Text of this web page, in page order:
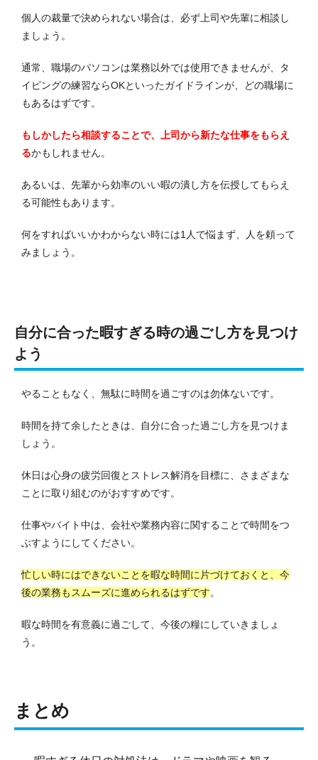
個人の裁量で決められない場合は、必ず上司や先輩に相談し
ましょう。
通常、職場のパソコンは業務以外では使用できませんが、タ
イピングの練習ならOKといったガイドラインが、どの職場に
もあるはずです。
もしかしたら相談することで、上司から新たな仕事をもらえ
るかもしれません。
あるいは、先輩から効率のいい暇の潰し方を伝授してもらえ
る可能性もあります。
何をすればいいかわからない時には1人で悩まず、人を頼って
みましょう。
自分に合った暇すぎる時の過ごし方を見つけ
よう
やることもなく、無駄に時間を過ごすのは勿体ないです。
時間を持て余したときは、自分に合った過ごし方を見つけま
しょう。
休日は心身の疲労回復とストレス解消を目標に、さまざまな
ことに取り組むのがおすすめです。
仕事やバイト中は、会社や業務内容に関することで時間をつ
ぶすようにしてください。
忙しい時にはできないことを暇な時間に片づけておくと、今
後の業務もスムーズに進められるはずです。
暇な時間を有意義に過ごして、今後の糧にしていきましょ
う。
まとめ